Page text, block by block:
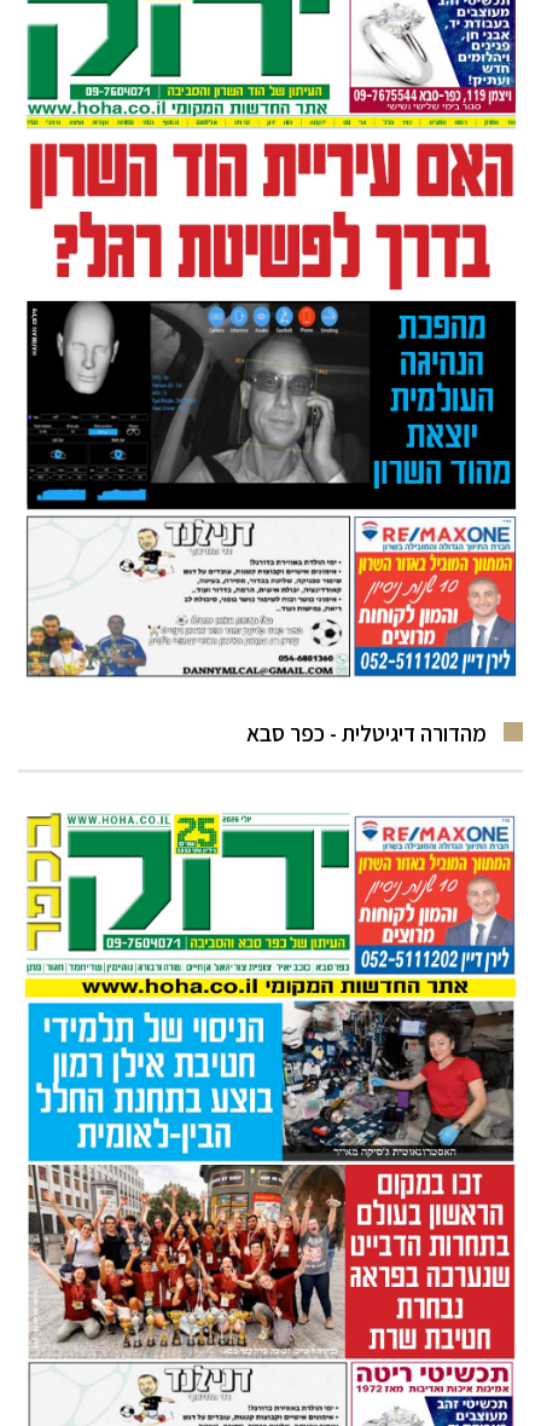
מהדורה דיגיטלית - כפר סבא